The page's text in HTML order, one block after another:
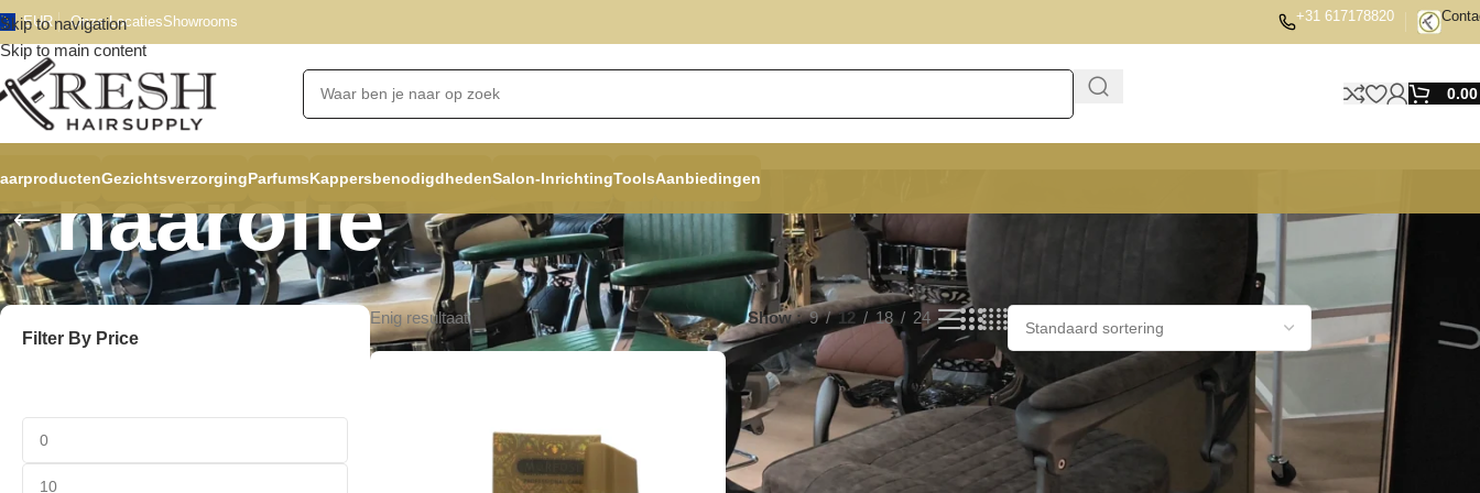
Skip to navigation
Skip to main content
EUR Onze LocatiesShowrooms +31 617178820
GezichtsverzorgingParfumsKappersbenodigdhedenSalon-InrichtingToolsAanbiedingen
haarolie
Filter By Price
Enig resultaat Show 9 12 18 24